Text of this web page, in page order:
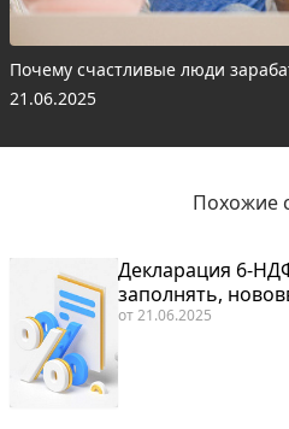
Почему счастливые люди
21.06.2025
Похожие
Декларация 6-
заполнять,
от21.06.2025